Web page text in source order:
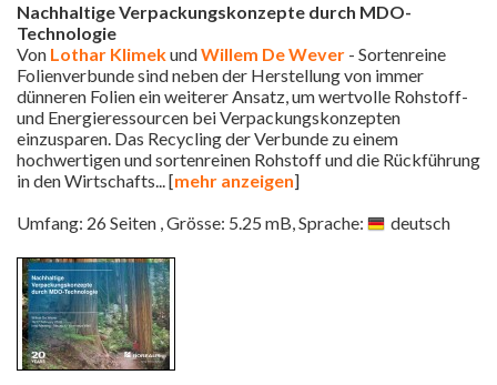
Nachhaltige Verpackungskonzepte durch MDO-
Technologie
Von Lothar KlimekundWillem De Wever - Sortenreine
Folienverbunde sind neben der Herstellung von immer
dünneren Folien ein weiterer Ansatz, um wertvolle Rohstoff-
und Energieressourcen bei Verpackungskonzepten
einzusparen. Das Recycling der Verbunde zu einem
hochwertigen und sortenreinen Rohstoff und die Rückführung
in den Wirtschafts... [mehr anzeigen]
Umfang: 26 Seiten , Grösse: 5.25 mB, Sprache:
deutsch